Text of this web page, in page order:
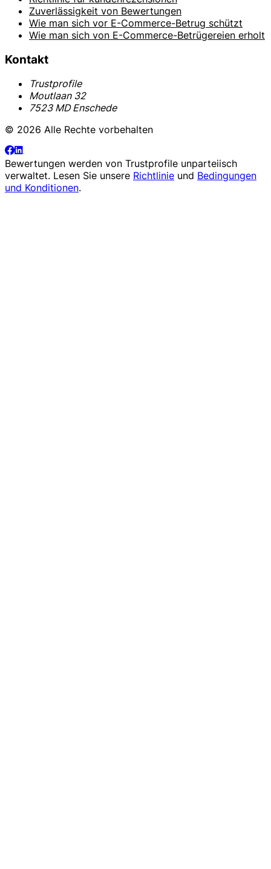
Zuverlässigkeit von Bewertungen
Wie man sich vor E-Commerce-Betrug schützt
Wie man sich von E-Commerce-Betrügereien erholt
Kontakt
Trustprofile
Moutlaan 32
7523 MD Enschede
© 2026 Alle Rechte vorbehalten
Bewertungen werden von Trustprofile unparteiisch
verwaltet. Lesen Sie unsere Richtlinie und Bedingungen
und Konditionen.